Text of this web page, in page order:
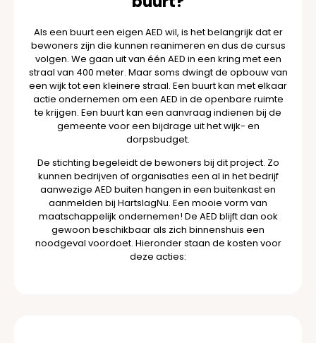
Als een buurt een eigen AED wil, is het belangrijk dat er
bewoners zijn die kunnen reanimeren en dus de cursus
volgen. We gaan uit van één AED in een kring met een
straal van 400 meter. Maar soms dwingt de opbouw van
een wijk tot een kleinere straal. Een buurt kan met elkaar
actie ondernemen om een AED in de openbare ruimte
te krijgen. Een buurt kan een aanvraag indienen bij de
gemeente voor een bijdrage uit het wijk- en
dorpsbudget.
De stichting begeleidt de bewoners bij dit project. Zo
kunnen bedrijven of organisaties een al in het bedrijf
aanwezige AED buiten hangen in een buitenkast en
aanmelden bij HartslagNu. Een mooie vorm van
maatschappelijk ondernemen! De AED blijft dan ook
gewoon beschikbaar als zich binnenshuis een
noodgeval voordoet. Hieronder staan de kosten voor
deze acties: